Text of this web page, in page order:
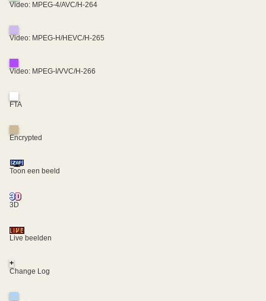
Video: MPEG-4/AVC/H-264
Video: MPEG-H/HEVC/H-265
Video: MPEG-I/VVC/H-266
FTA
Encrypted
Toon een beeld
3D
Live beelden
+
Change Log